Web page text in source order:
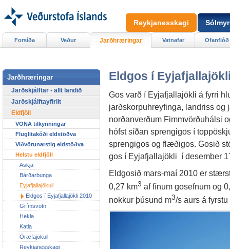
Eldgos í
Gos varð í Eyjafjallajökli á fyrri
jarðskorpuhreyfinga, landriss
norðanverðum Fimmvörðuhálsi
hófst síðan sprengigos í
sprengigos og flæðigos. Gosið
gos í Eyjafjallajökli í desember
Eldgosið mars-maí 2010 er
0,27 km3 af fínum gosefnum og
nokkur þúsund m3/s aurs á
Forsíða Veður Jarðhræringar Vatnafar Ofanflóð
Jarðhræringar
Jarðskjálftar - allt landið
Jarðskjálftayfirlit
Eldfjöll
VONA tilkynningar
Fluglitakóði eldstöðva
Viðvörunarstig eldstöðva
Helstu eldfjöll
Askja
Bárðarbunga
Eyjafjallajökull
Eldgos í Eyjafjallajökli 2010
Grímsvötn
Hekla
Katla
Öræfajökull
Reykjanesskagi
Reykjanesskagi